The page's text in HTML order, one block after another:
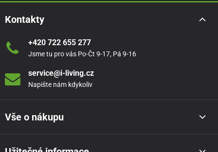
Kontakty
+420 722 655 277
Jsme tu pro vás Po-Čt 9-17, Pá 9-16
service@i-living.cz
Napište nám kdykoliv
Vše o nákupu